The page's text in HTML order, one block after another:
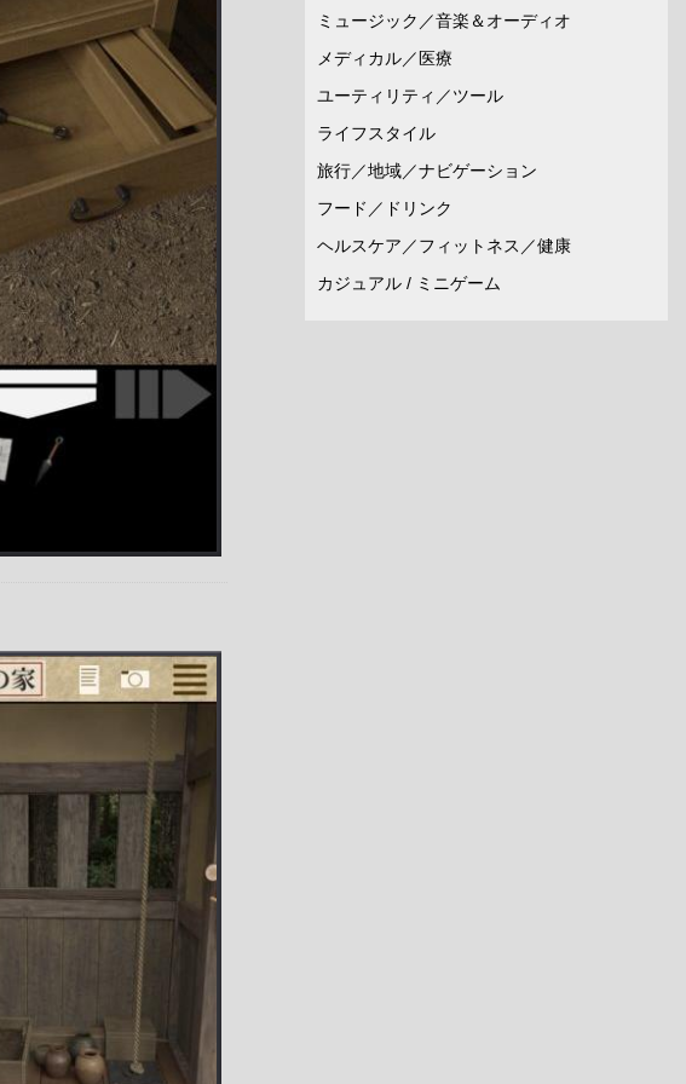
ミュージック／音楽＆オーディオ
メディカル／医療
ユーティリティ／ツール
ライフスタイル
旅行／地域／ナビゲーション
フード／ドリンク
ヘルスケア／フィットネス／健康
カジュアル / ミニゲーム